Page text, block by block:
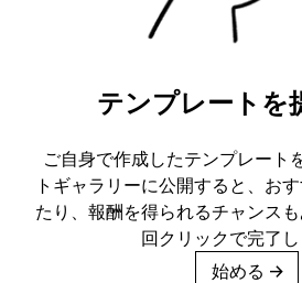
テンプレートを
ご自身で作成したテンプレート
トギャラリーに公開すると、お
たり、報酬を得られるチャンス
回クリックで完了し
始める →